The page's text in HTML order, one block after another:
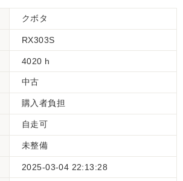
クボタ
RX303S
4020 h
中古
購入者負担
自走可
未整備
2025-03-04 22:13:28